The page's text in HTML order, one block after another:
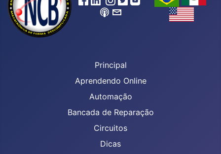
Principal
Aprendendo Online
Automação
Bancada de Reparação
Circuitos
Dicas